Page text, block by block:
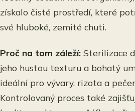
získalo čisté prostředí, které
své hluboké, zemité chuti.
Proč na tom záleží: Sterilizace
jeho hustou texturu a bohatý
ideální pro vývary, rizota a
Kontrolovaný proces také